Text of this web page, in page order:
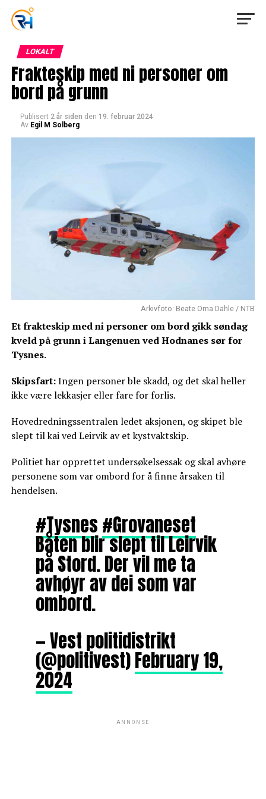
LOKALT
Frakteskip med ni personer om
bord på grunn
Publisert 2 år siden den 19. februar 2024
Av Egil M Solberg
Arkivfoto: Beate Oma Dahle / NTB
Et frakteskip med ni personer om bord gikk søndag
kveld på grunn i Langenuen ved Hodnanes sør for
Tysnes.
Skipsfart:Ingen personer ble skadd, og det skal heller
ikke være lekkasjer eller fare for forlis.
Hovedredningssentralen ledet aksjonen, og skipet ble
slept til kai ved Leirvik av et kystvaktskip.
Politiet har opprettet undersøkelsessak og skal avhøre
personene som var ombord for å finne årsaken til
hendelsen.
#Tysnes#Grovaneset
Båten blir slept til Leirvik
på Stord. Der vil me ta
avhøyr av dei som var
ombord.
— Vest politidistrikt
(@politivest)February 19,
2024
ANNONSE